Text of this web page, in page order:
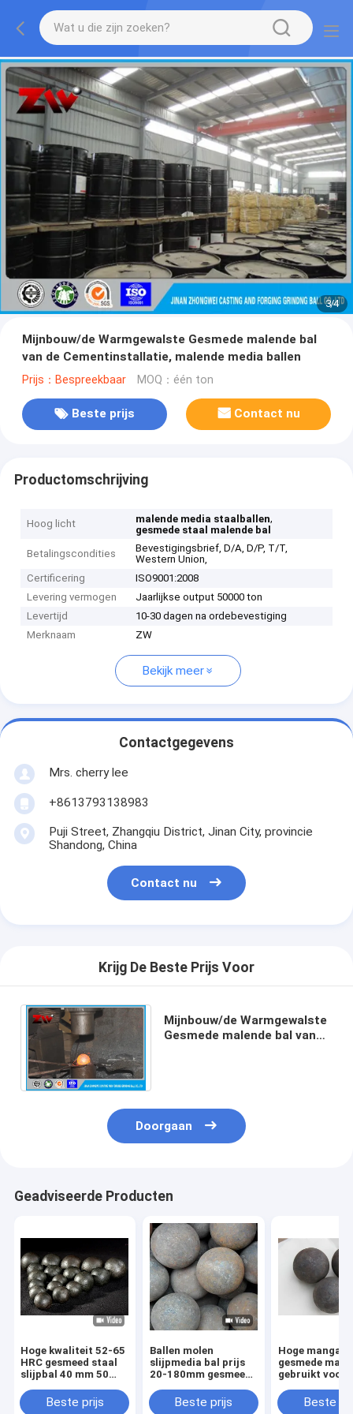
3/4
Mijnbouw/de Warmgewalste Gesmede malende bal
van de Cementinstallatie, malende media ballen
Prijs：Bespreekbaar MOQ：één ton
Beste prijs Contact nu
Productomschrijving
Hoog licht malende media staalballen,
gesmede staal malende bal
Betalingscondities
Bevestigingsbrief, D/A, D/P, T/T,
Western Union,
Certificering
ISO9001:2008
Levering vermogen
Jaarlijkse output 50000 ton
Levertijd
10-30 dagen na ordebevestiging
Merknaam
ZW
Bekijk meer
Contactgegevens
Mrs. cherry lee
+8613793138983
Puji Street, Zhangqiu District, Jinan City, provincie
Shandong, China
Contact nu
Krijg De Beste Prijs Voor
Mijnbouw/de Warmgewalste
Gesmede malende bal van
Doorgaan
Geadviseerde Producten
Hoge kwaliteit 52-65
HRC gesmeed staal
slijpbal 40 mm 50
slijpbalBeste prijs
Ballen molen
slijpmedia bal prijs
20-180mm gesmeed
voor de mijnbouw
cement slijpen
Beste prijs
Hoge
gesmede
gebruikt voor
kogelmolen
Beste